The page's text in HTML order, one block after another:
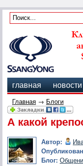
главная новости
Главная → Блоги
А какой
Автор:
Блог: